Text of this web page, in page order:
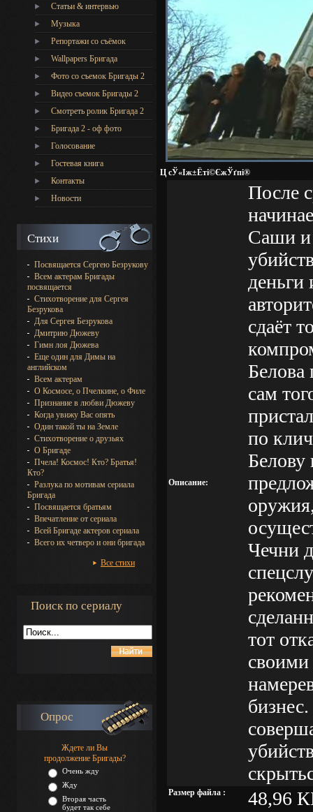
Статьи & интервью
Музыка
Репортажи со съёмок
Wallpapers Бригада
Фото со съемок Бригады 2
Видео съемок Бригады 2
Cмотреть ролик Бригада 2
Бригада 2 - оф фото
Голосование
Гостевая книга
Контакты
Новости
Стихи
Посвящается Сергею Безрукову
Всем актерам Бригады
посвящается
Стихотворение для Сергея
Безрукова
Для Сергея Безрукова
Дмитрию Дюжеву
Гимн лоя Дюжева
Еще один для Димы на
английском
Всем актерам
О Космосе, о Пчелкине, о Филе
Признание в любви Дюжеву
Когда увижу Вас опять
Один такой ты на Земле
Стихотворение о друзьях
О Бригаде
Пчела! Космос! Кто? Братья!
Кто?
Разлука по мотивам сериала
Бригада
Посвящается братьям
Впечатление от сериала
Всей Бригаде актеров сериала
Всего их четверо и они бригада
Все стихи
Поиск по сериалу
Опрос
Ждете ли Вы
продолжение Бригады?
Очень жду
Жду
Вторая часть
будет так себе
Ц сЎ«Іж±Ёті©ЄжЎґпі®
Описание:
После
Саши и
деньги
сдаёт
Белова
сам
по
Белову
Чечни
тот
своими
Размер файла : 48,96